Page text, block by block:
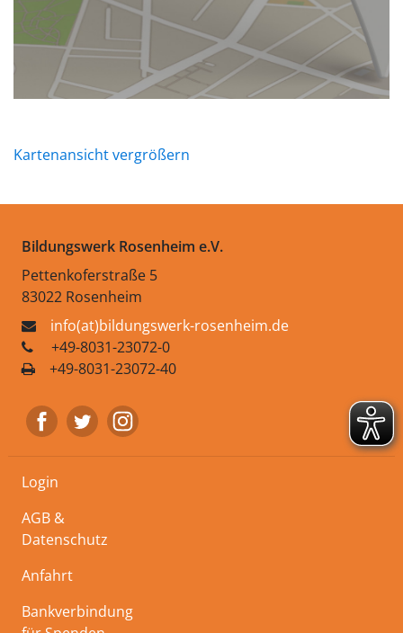
Kartenansicht vergrößern
Bildungswerk Rosenheim e.V.
Pettenkoferstraße 5
83022 Rosenheim
info(at)bildungswerk-rosenheim.de
+49-8031-23072-0
+49-8031-23072-40
Login
AGB &
Datenschutz
Anfahrt
Bankverbindung